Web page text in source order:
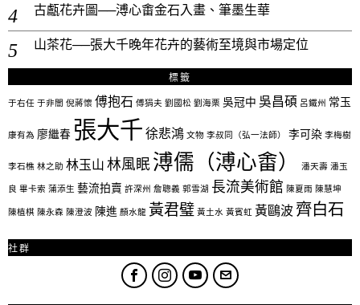
古甗花卉圖──溥心畬金石入畫、筆墨生華
山茶花──張大千晚年花卉的藝術至境與市場定位
標籤
于右任于非闇 倪蔣懷 傅抱石 傅狷夫 劉國松 劉海栗 吳冠中 吳昌碩 呂鐵州 常玉
康有為 廖繼春 張大千徐悲鴻文物 李叔同（弘一法師） 李可染李梅樹
李石樵林之助 林玉山林風眠溥儒（溥心畬） 潘天壽潘玉
良 畢卡索 蒲添生 藝流拍賣 許深州 詹聰義 郭雪湖 長流美術館 陳夏雨 陳慧坤
陳植棋陳永森 陳澄波 陳進 顏水龍 黃君璧黃土水 黃賓虹 黃鷗波 齊白石
社群